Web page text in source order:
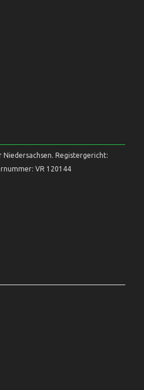
Registergericht:
VR 120144